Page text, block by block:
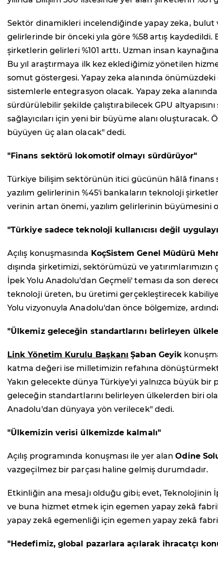
Sektör dinamikleri incelendiğinde yapay zeka,
gelirlerinde bir önceki yıla göre %58 artış
şirketlerin gelirleri %101 arttı. Uzman insan
Bu yıl araştırmaya ilk kez eklediğimiz yönetilen
somut göstergesi. Yapay zeka alanında
sistemlerle entegrasyon olacak. Yapay zeka
sürdürülebilir şekilde çalıştırabilecek GPU
sağlayıcıları için yeni bir büyüme alanı
büyüyen üç alan olacak" dedi.
"Finans sektörü lokomotif olmayı sürdürüyor"
Türkiye bilişim sektörünün itici gücünün hâlâ
yazılım gelirlerinin %45'i bankaların teknoloji
verinin artan önemi, yazılım gelirlerinin
"Türkiye sadece teknoloji kullanıcısı değil
Açılış konuşmasında KoçSistem Genel Müdürü
dışında şirketimizi, sektörümüzü ve
İpek Yolu Anadolu'dan Geçmeli' teması da son
teknoloji üreten, bu üretimi gerçekleştirecek
Yolu vizyonuyla Anadolu'dan önce bölgemize,
"Ülkemiz geleceğin standartlarını belirleyen
Link Yönetim Kurulu Başkanı Şaban Geyik
katma değeri ise milletimizin refahına
Yakın gelecekte dünya Türkiye'yi yalnızca büyük
geleceğin standartlarını belirleyen ülkelerden biri
Anadolu'dan dünyaya yön verilecek" dedi.
"Ülkemizin verisi ülkemizde kalmalı"
Açılış programında konuşması ile yer alanOdine
vazgeçilmez bir parçası haline gelmiş durumdadır.
Etkinliğin ana mesajı olduğu gibi; evet,
ve buna hizmet etmek için egemen yapay zekâ
yapay zekâ egemenliği için egemen yapay zekâ
"Hedefimiz, global pazarlara açılarak ihracatçı